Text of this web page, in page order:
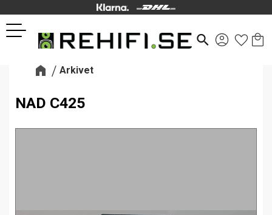
Meny
search
Arkivet
NAD C425